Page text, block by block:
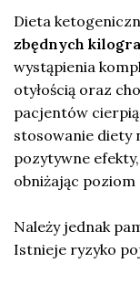
Dieta
zbędnych
wystąpienia
otyłością oraz
pacjentów
stosowanie diety
pozytywne
obniżając poziom
Należy jednak
Istnieje ryzyko